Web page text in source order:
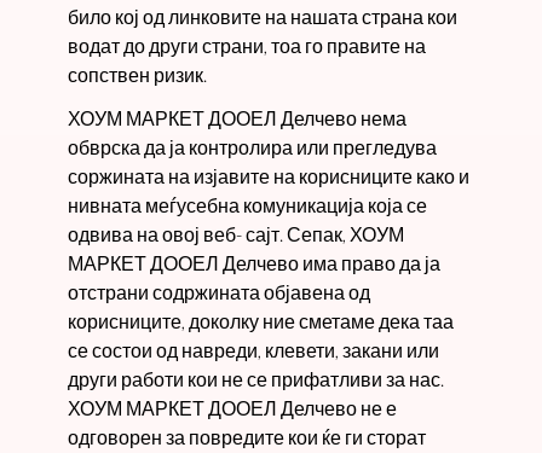
било кој од линковите на нашата страна кои
водат до други страни, тоа го правите на
сопствен ризик.
ХОУМ МАРКЕТ ДООЕЛ Делчево нема
обврска да ја контролира или прегледува
соржината на изјавите на корисниците како и
нивната меѓусебна комуникација која се
одвива на овој веб- сајт. Сепак, ХОУМ
МАРКЕТ ДООЕЛ Делчево има право да ја
отстрани содржината објавена од
корисниците, доколку ние сметаме дека таа
се состои од навреди, клевети, закани или
други работи кои не се прифатливи за нас.
ХОУМ МАРКЕТ ДООЕЛ Делчево не е
одговорен за повредите кои ќе ги сторат